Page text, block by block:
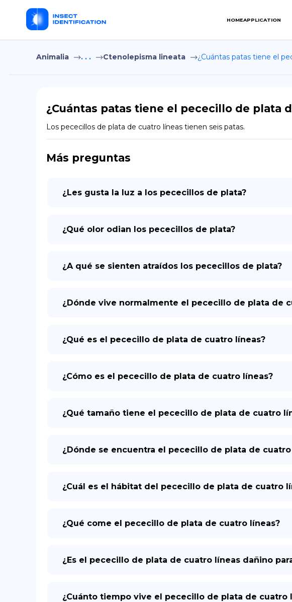
HOMEAPPLICATION
Animalia . . . Ctenolepisma lineata ¿Cuántas patas tiene el
¿Cuántas patas tiene el pececillo de plata
Los pececillos de plata de cuatro líneas tienen seis patas.
Más preguntas
¿Les gusta la luz a los pececillos de plata?
¿Qué olor odian los pececillos de plata?
¿A qué se sienten atraídos los pececillos de plata?
¿Dónde vive normalmente el pececillo de plata de
¿Qué es el pececillo de plata de cuatro líneas?
¿Cómo es el pececillo de plata de cuatro líneas?
¿Qué tamaño tiene el pececillo de plata de cuatro
¿Dónde se encuentra el pececillo de plata de
¿Cuál es el hábitat del pececillo de plata de cuatro
¿Qué come el pececillo de plata de cuatro líneas?
¿Es el pececillo de plata de cuatro líneas dañino
¿Cuánto tiempo vive el pececillo de plata de cuatro